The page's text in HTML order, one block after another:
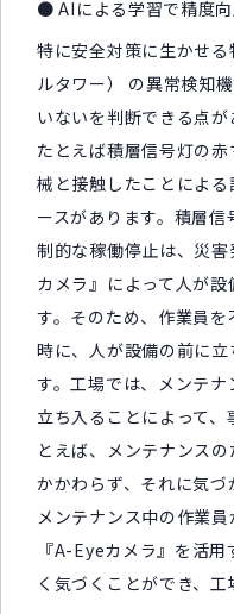
● AIによる学習で精度
特に安全対策に生かせ
ルタワー） の異常検知
いないを判断できる点が
たとえば積層信号灯の
械と接触したことによ
ースがあります。積層
制的な稼働停止は、災
カメラ』によって人が
す。そのため、作業員
時に、人が設備の前に
す。工場では、メンテ
立ち入ることによって
とえば、メンテナンス
かかわらず、それに気づ
メンテナンス中の作業
『A-Eyeカメラ』を活
く気づくことができ、工